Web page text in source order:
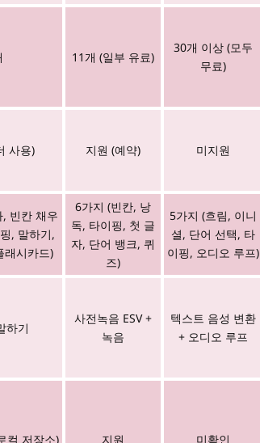
11개 (일부 유료)
30개 이상 (모두
무료)
사용) 지원 (예약) 미지원
빈칸 채우
, 말하기,
래시카드)
6가지 (빈칸, 낭
독, 타이핑, 첫 글
자, 단어 뱅크, 퀴
즈)
5가지 (흐림, 이니
셜, 단어 선택, 타
이핑, 오디오 루프)
하기
사전녹음 ESV +
녹음
텍스트 음성 변환
+ 오디오 루프
컬 저장소) 지원 미확인